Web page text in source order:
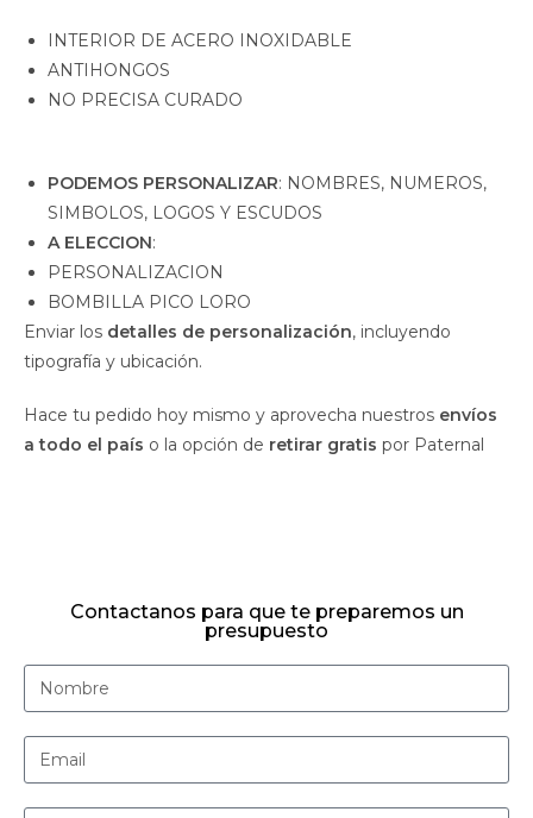
INTERIOR DE ACERO INOXIDABLE
ANTIHONGOS
NO PRECISA CURADO
PODEMOS PERSONALIZAR: NOMBRES, NUMEROS,
SIMBOLOS, LOGOS Y ESCUDOS
A ELECCION:
PERSONALIZACION
BOMBILLA PICO LORO
Enviar los detalles de personalización, incluyendo
tipografía y ubicación.
Hace tu pedido hoy mismo y aprovecha nuestros envíos
a todo el país o la opción de retirar gratis por Paternal
Contactanos para que te preparemos un
presupuesto